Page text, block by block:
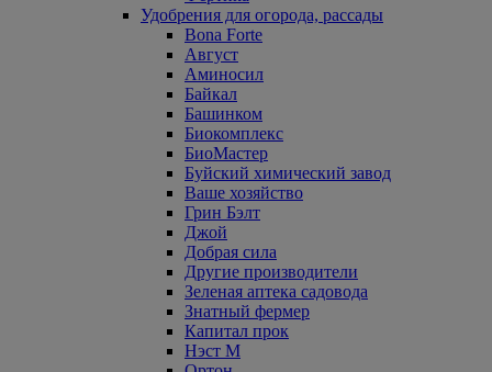
Удобрения для огорода, рассады
Bona Forte
Август
Аминосил
Байкал
Башинком
Биокомплекс
БиоМастер
Буйский химический завод
Ваше хозяйство
Грин Бэлт
Джой
Добрая сила
Другие производители
Зеленая аптека садовода
Знатный фермер
Капитал прок
Нэст М